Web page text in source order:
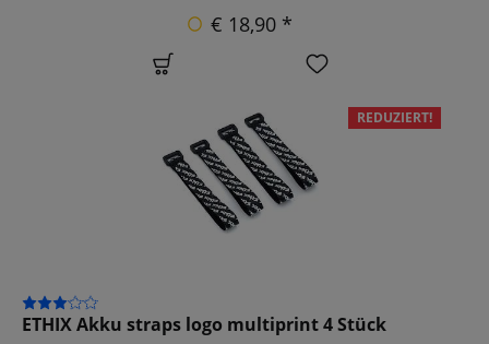
€ 18,90 *
REDUZIERT!
ETHIX Akku straps logo multiprint 4 Stück